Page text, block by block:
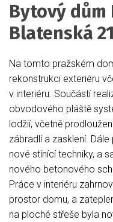
Bytový dům
Blatenská
Na tomto pražském
rekonstrukci exteriéru
v interiéru. Součástí
obvodového pláště
lodžií, včetně
zábradlí a zasklení.
nové stínící techniky, a
nového betonového
Práce v interiéru
prostor domu, a
na ploché střeše byla